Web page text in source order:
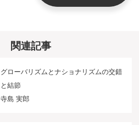
関連記事
グローバリズムとナショナリズムの交錯
と結節
寺島 実郎